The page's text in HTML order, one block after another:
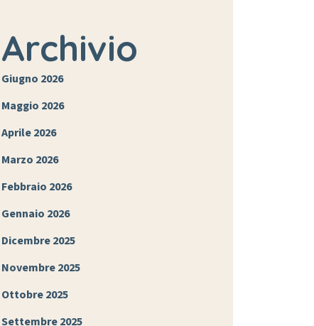
Archivio
Giugno 2026
Maggio 2026
Aprile 2026
Marzo 2026
Febbraio 2026
Gennaio 2026
Dicembre 2025
Novembre 2025
Ottobre 2025
Settembre 2025